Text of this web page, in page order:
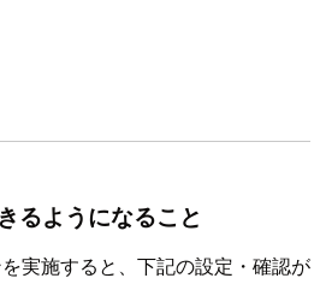
るようになること
実施すると、下記の設定・確認が